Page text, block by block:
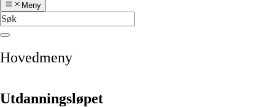
Meny
Hovedmeny
Utdanningsløpet